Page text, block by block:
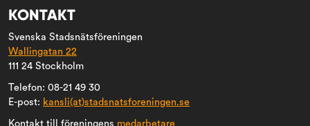
KONTAKT
Svenska Stadsnätsföreningen
Wallingatan 22
111 24 Stockholm
Telefon: 08-21 49 30
E-post: kansli(at)stadsnatsforeningen.se
Kontakt till föreningens medarbetare